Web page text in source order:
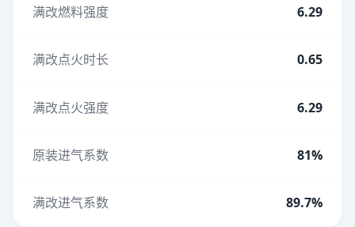
满改燃料强度 6.29
满改点火时长 0.65
满改点火强度 6.29
原装进气系数 81%
满改进气系数 89.7%